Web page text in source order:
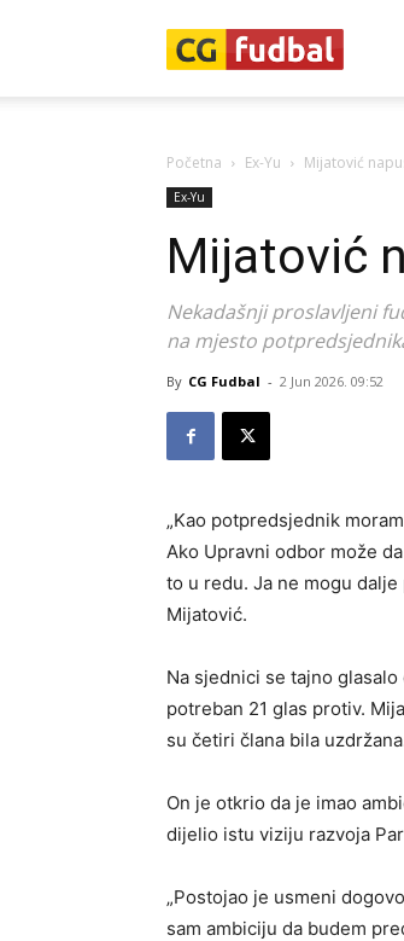
Početna Ex-Yu Mijatović
Ex-Yu
Mijatović
Nekadašnji proslavljeni
na mjesto
By CG Fudbal - 2 Jun 2026. 09:52
„Kao potpredsjednik
Ako Upravni odbor može
to u redu. Ja ne mogu
Mijatović.
Na sjednici se tajno
potreban 21 glas protiv.
su četiri člana bila
On je otkrio da je imao
dijelio istu viziju razvoja
„Postojao je usmeni
sam ambiciju da budem